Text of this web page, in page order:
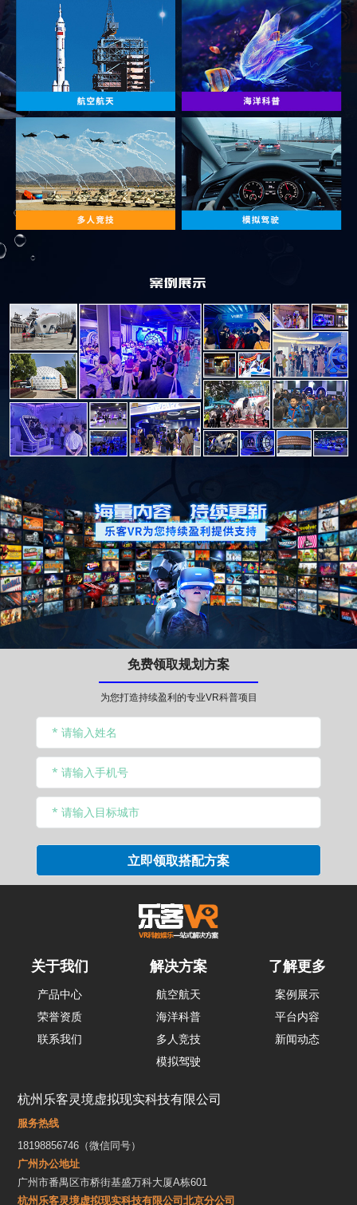
免费领取规划方案
为您打造持续盈利的专业VR科普项目
关于我们
产品中心
荣誉资质
联系我们
解决方案
航空航天
海洋科普
多人竞技
模拟驾驶
了解更多
案例展示
平台内容
新闻动态
杭州乐客灵境虚拟现实科技有限公司
服务热线
18198856746（微信同号）
广州办公地址
广州市番禺区市桥街基盛万科大厦A栋601
杭州乐客灵境虚拟现实科技有限公司北京分公司